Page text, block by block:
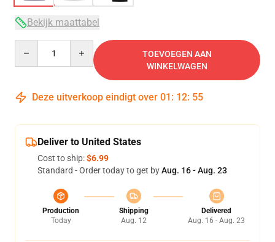
Bekijk maattabel
TOEVOEGEN AAN
WINKELWAGEN
Deze uitverkoop eindigt over 01 : 12: 54
Deliver to United States
Cost to ship:$6.99
Standard - Order today to get byAug. 16 - Aug. 23
Production
Today
Shipping
Aug. 12
Delivered
Aug. 16 - Aug. 23